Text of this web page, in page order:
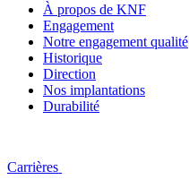
À propos de KNF
Engagement
Notre engagement qualité
Historique
Direction
Nos implantations
Durabilité
Carrières